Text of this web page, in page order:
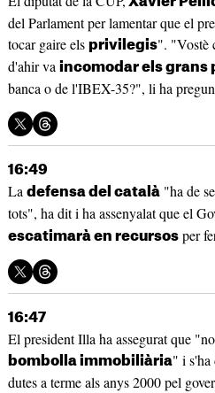
del Parlament per lamentar que el
tocar gaire els privilegis". "Vostè
d'ahir va incomodar els grans
banca o de l'IBEX-35?", li ha
16:49
La defensa del català"ha de
tots", ha dit i ha assenyalat que el
escatimarà en recursosper
16:47
El president Illa ha assegurat que
bombolla immobiliària" i s'ha
dutes a terme als anys 2000 pel